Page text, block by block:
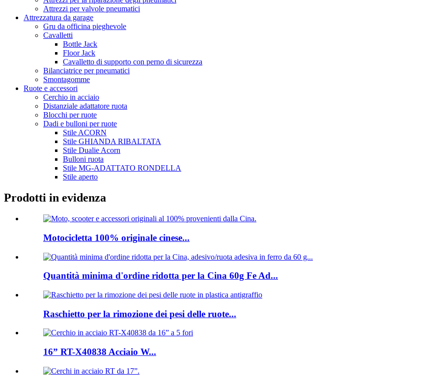
Attrezzi per valvole pneumatici
Attrezzatura da garage
Gru da officina pieghevole
Cavalletti
Bottle Jack
Floor Jack
Cavalletto di supporto con perno di sicurezza
Bilanciatrice per pneumatici
Smontagomme
Ruote e accessori
Cerchio in acciaio
Distanziale adattatore ruota
Blocchi per ruote
Dadi e bulloni per ruote
Stile ACORN
Stile GHIANDA RIBALTATA
Stile Dualie Acorn
Bulloni ruota
Stile MG-ADATTATO RONDELLA
Stile aperto
Prodotti in evidenza
Motocicletta 100% originale cinese...
Quantità minima d'ordine ridotta per la Cina 60g Fe Ad...
Raschietto per la rimozione dei pesi delle ruote...
16” RT-X40838 Acciaio W...